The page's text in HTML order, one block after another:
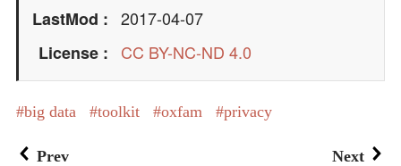
LastMod
2017-04-07
License
CC BY-NC-ND 4.0
big data toolkit oxfam privacy
Prev Next